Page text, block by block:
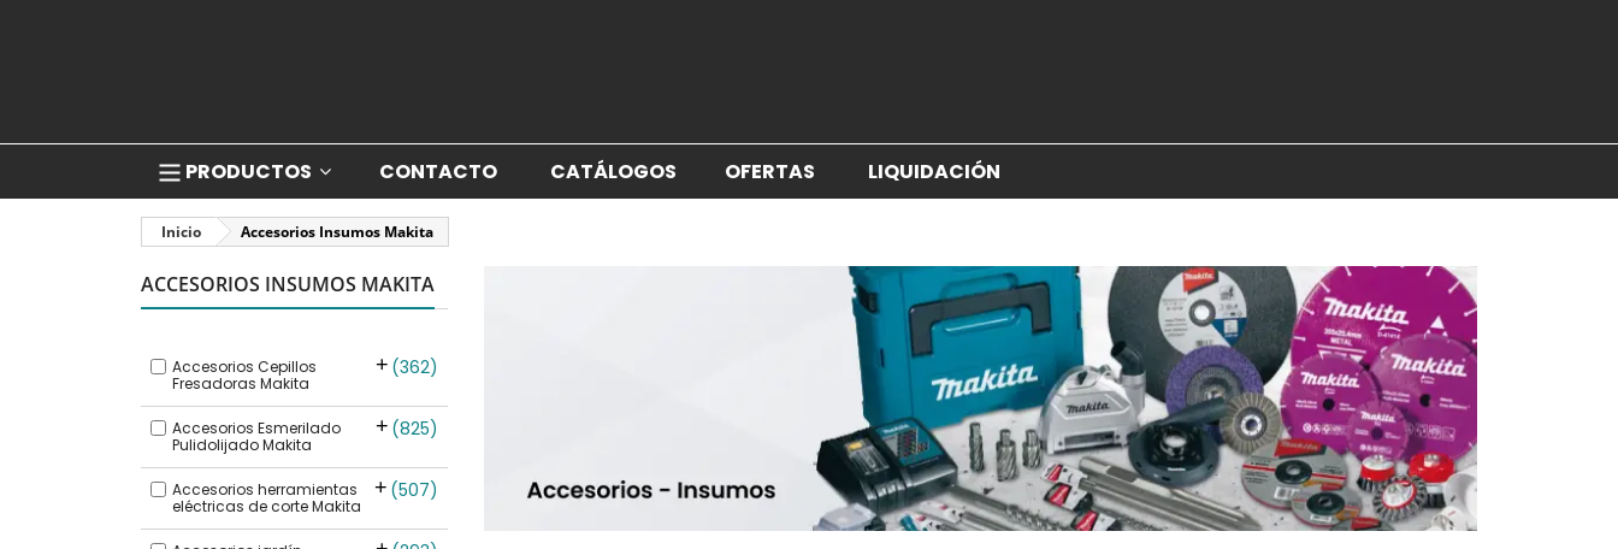
PRODUCTOS CONTACTO CATÁLOGOS OFERTAS LIQUIDACIÓN
Inicio Accesorios Insumos Makita
ACCESORIOS INSUMOS MAKITA
Accesorios Cepillos
Fresadoras Makita
362
Accesorios Esmerilado
Pulidolijado Makita
825
Accesorios herramientas
eléctricas de corte Makita
507